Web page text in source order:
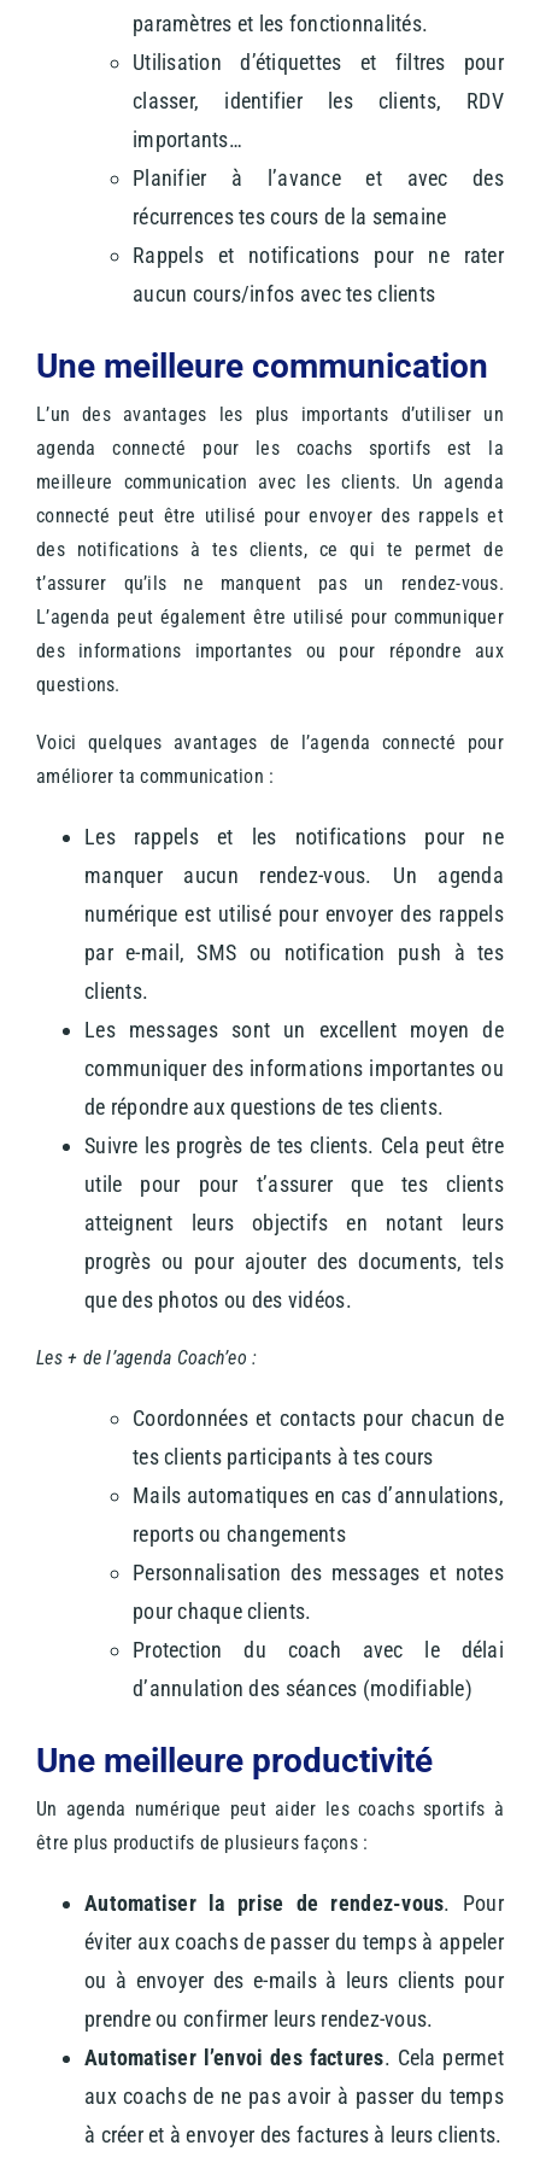
paramètres et les fonctionnalités.
Utilisation d’étiquettes et filtres pour
classer, identifier les clients, RDV
importants…
Planifier à l’avance et avec des
récurrences tes cours de la semaine
Rappels et notifications pour ne rater
aucun cours/infos avec tes clients
Une meilleure communication
L’un des avantages les plus importants d’utiliser un
agenda connecté pour les coachs sportifs est la
meilleure communication avec les clients. Un agenda
connecté peut être utilisé pour envoyer des rappels et
des notifications à tes clients, ce qui te permet de
t’assurer qu’ils ne manquent pas un rendez-vous.
L’agenda peut également être utilisé pour communiquer
des informations importantes ou pour répondre aux
questions.
Voici quelques avantages de l’agenda connecté pour
améliorer ta communication :
Les rappels et les notifications pour ne
manquer aucun rendez-vous. Un agenda
numérique est utilisé pour envoyer des rappels
par e-mail, SMS ou notification push à tes
clients.
Les messages sont un excellent moyen de
communiquer des informations importantes ou
de répondre aux questions de tes clients.
Suivre les progrès de tes clients. Cela peut être
utile pour pour t’assurer que tes clients
atteignent leurs objectifs en notant leurs
progrès ou pour ajouter des documents, tels
que des photos ou des vidéos.
Les + de l’agenda Coach’eo :
Coordonnées et contacts pour chacun de
tes clients participants à tes cours
Mails automatiques en cas d’annulations,
reports ou changements
Personnalisation des messages et notes
pour chaque clients.
Protection du coach avec le délai
d’annulation des séances (modifiable)
Une meilleure productivité
Un agenda numérique peut aider les coachs sportifs à
être plus productifs de plusieurs façons :
Automatiser la prise de rendez-vous. Pour
éviter aux coachs de passer du temps à appeler
ou à envoyer des e-mails à leurs clients pour
prendre ou confirmer leurs rendez-vous.
Automatiser l’envoi des factures. Cela permet
aux coachs de ne pas avoir à passer du temps
à créer et à envoyer des factures à leurs clients.